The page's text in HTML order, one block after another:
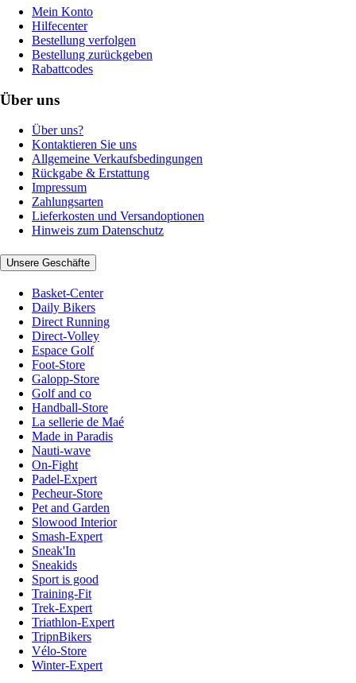
Mein Konto
Hilfecenter
Bestellung verfolgen
Bestellung zurückgeben
Rabattcodes
Über uns
Über uns?
Kontaktieren Sie uns
Allgemeine Verkaufsbedingungen
Rückgabe & Erstattung
Impressum
Zahlungsarten
Lieferkosten und Versandoptionen
Hinweis zum Datenschutz
Unsere Geschäfte
Basket-Center
Daily Bikers
Direct Running
Direct-Volley
Espace Golf
Foot-Store
Galopp-Store
Golf and co
Handball-Store
La sellerie de Maé
Made in Paradis
Nauti-wave
On-Fight
Padel-Expert
Pecheur-Store
Pet and Garden
Slowood Interior
Smash-Expert
Sneak'In
Sneakids
Sport is good
Training-Fit
Trek-Expert
Triathlon-Expert
TripnBikers
Vélo-Store
Winter-Expert